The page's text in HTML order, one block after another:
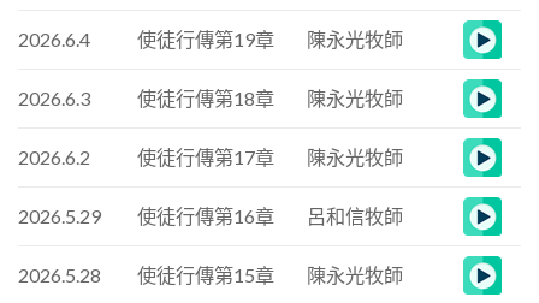
2026.6.4 使徒行傳第19章 陳永光牧師
2026.6.3 使徒行傳第18章 陳永光牧師
2026.6.2 使徒行傳第17章 陳永光牧師
2026.5.29 使徒行傳第16章 呂和信牧師
2026.5.28 使徒行傳第15章 陳永光牧師